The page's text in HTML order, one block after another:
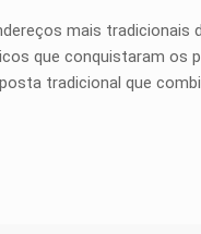
mais
que conquistaram os
tradicional que